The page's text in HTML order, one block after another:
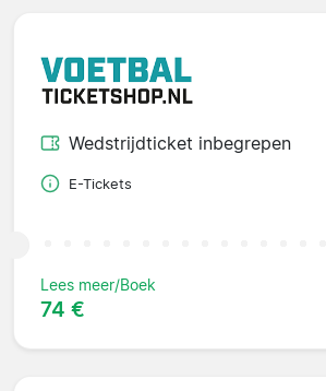
Wedstrijdticket inbegrepen
E-Tickets
Lees meer/Boek
74 €